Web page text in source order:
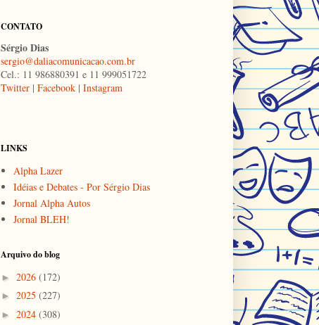
CONTATO
Sérgio Dias
sergio@daliacomunicacao.com.br
Cel.: 11 986880391 e 11 999051722
Twitter | Facebook | Instagram
LINKS
Alpha Lazer
Idéias e Debates - Por Sérgio Dias
Jornal Alpha Autos
Jornal BLEH!
Arquivo do blog
► 2026 (172)
► 2025 (227)
► 2024 (308)